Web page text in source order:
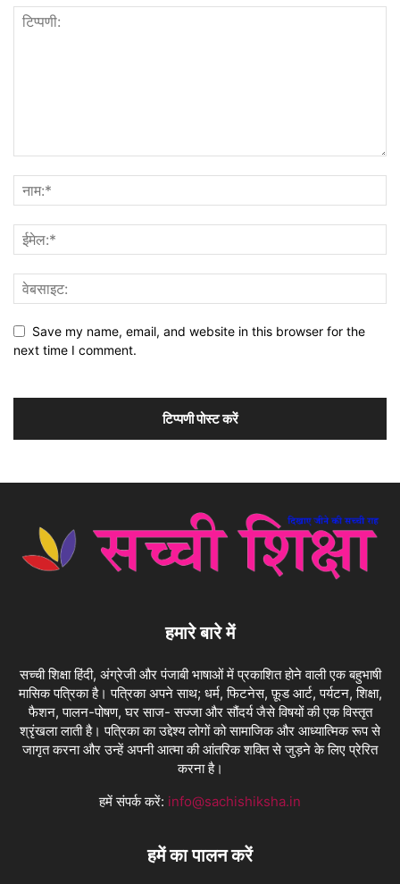
Save my name, email, and website in this browser for the
next time I comment.
हमारे बारे में
सच्ची शिक्षा हिंदी, अंग्रेजी और पंजाबी भाषाओं में प्रकाशित होने वाली एक बहुभाषी
मासिक पत्रिका है। पत्रिका अपने साथ; धर्म, फिटनेस, फ़ूड आर्ट, पर्यटन, शिक्षा,
फैशन, पालन-पोषण, घर साज- सज्जा और सौंदर्य जैसे विषयों की एक विस्तृत
श्रृंखला लाती है। पत्रिका का उद्देश्य लोगों को सामाजिक और आध्यात्मिक रूप से
जागृत करना और उन्हें अपनी आत्मा की आंतरिक शक्ति से जुड़ने के लिए प्रेरित
करना है।
हमें संपर्क करें: info@sachishiksha.in
हमें का पालन करें